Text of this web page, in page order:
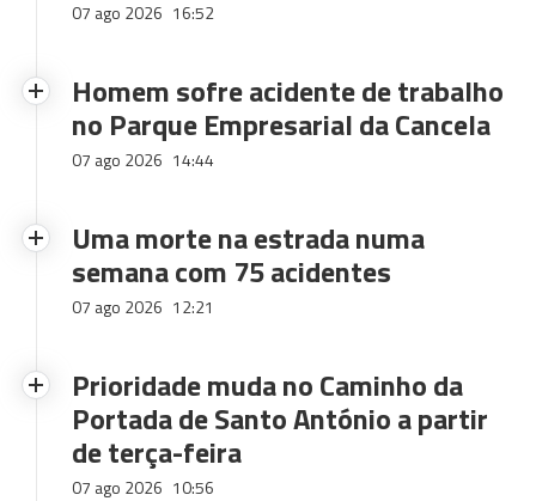
07 ago 2026 16:52
Homem sofre acidente de trabalho
no Parque Empresarial da Cancela
07 ago 2026 14:44
Uma morte na estrada numa
semana com 75 acidentes
07 ago 2026 12:21
Prioridade muda no Caminho da
Portada de Santo António a partir
de terça-feira
07 ago 2026 10:56